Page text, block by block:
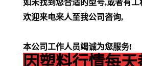
如未找到您合适的型号,或者有工
欢迎来电来人至我公司咨询,
本公司工作人员竭诚为您服务!
因塑料行情每